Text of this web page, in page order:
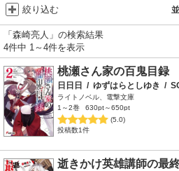
絞り込む
「森崎亮人」の検索結果
4件中 1～4件を表示
桃瀬さん家の百鬼目録
日日日 / ゆずはらとしゆき /
ライトノベル、電撃文庫
1～2巻
630pt～650pt
(5.0)
投稿数1件
逝きかけ英雄講師の最